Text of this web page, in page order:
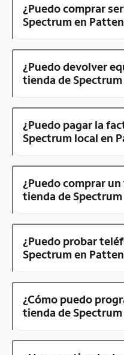
¿Puedo comprar
Spectrum en
¿Puedo devolver
tienda de
¿Puedo pagar la
Spectrum local en
¿Puedo comprar
tienda de
¿Puedo probar
Spectrum en
¿Cómo puedo
tienda de